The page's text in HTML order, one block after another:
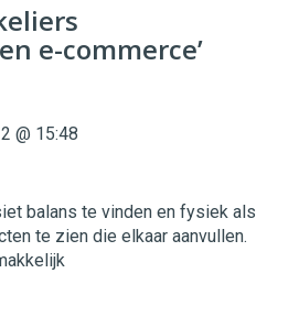
e-commerce’
@ 15:48
balans te vinden en fysiek als
te zien die elkaar aanvullen.